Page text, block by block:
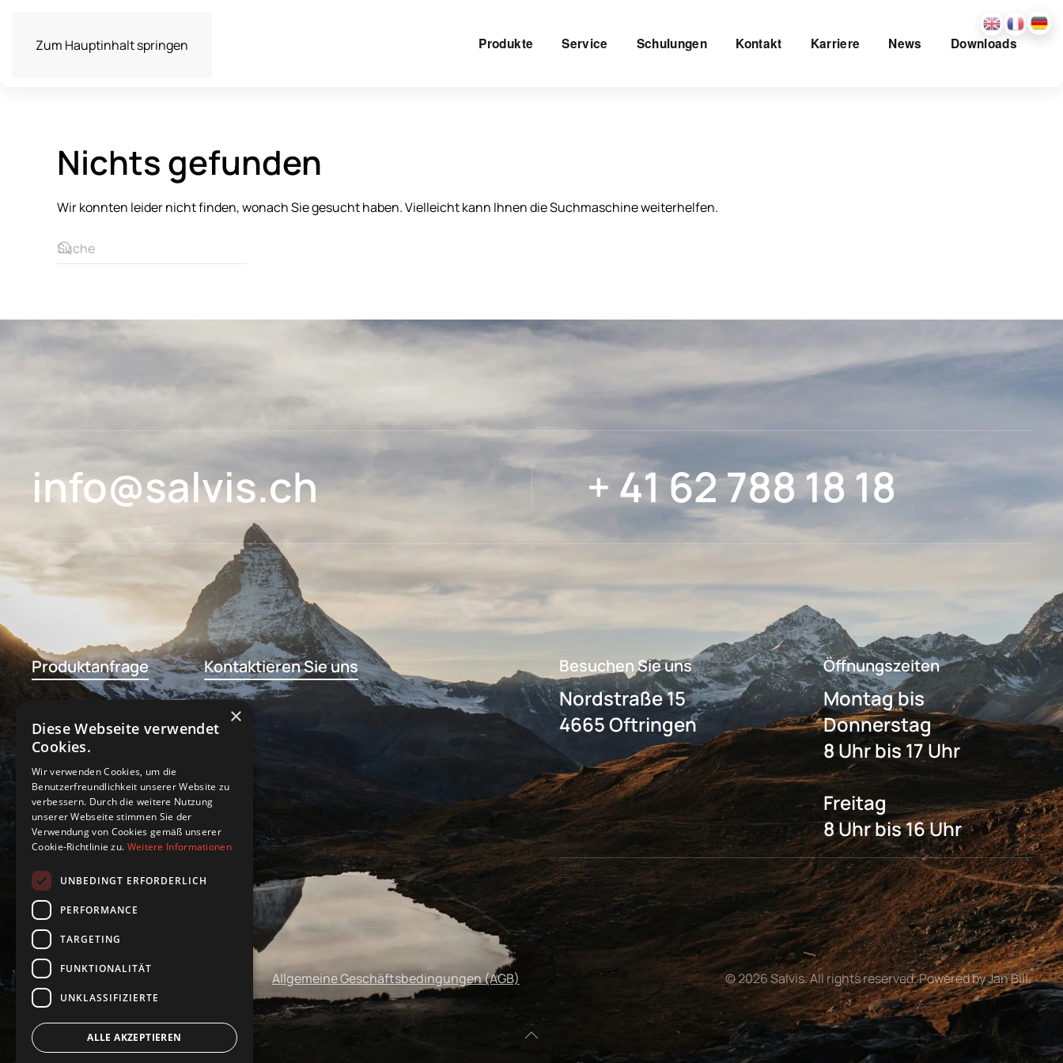
Zum Hauptinhalt springen Produkte Service Schulungen Kontakt Karriere News Downloads
Nichts gefunden
Wir konnten leider nicht finden, wonach Sie gesucht haben. Vielleicht kann Ihnen die Suchmaschine weiterhelfen.
info@salvis.ch + 41 62 788 18 18
Produktanfrage Kontaktieren Sie uns Besuchen Sie uns
Nordstraße 15
4665 Oftringen
Öffnungszeiten
Montag bis
Donnerstag
8 Uhr bis 17 Uhr
Freitag
8 Uhr bis 16 Uhr
Impressum Allgemeine Geschäftsbedingungen (AGB) ©2026Salvis. All rights reserved. Powered by Jan Bill.
×
Diese Webseite verwendet
Cookies.
Wir verwenden Cookies, um die
Benutzerfreundlichkeit unserer Website zu
verbessern. Durch die weitere Nutzung
unserer Webseite stimmen Sie der
Verwendung von Cookies gemäß unserer
Cookie-Richtlinie zu. Weitere Informationen
UNBEDINGT ERFORDERLICH
PERFORMANCE
TARGETING
FUNKTIONALITÄT
UNKLASSIFIZIERTE
ALLE AKZEPTIEREN